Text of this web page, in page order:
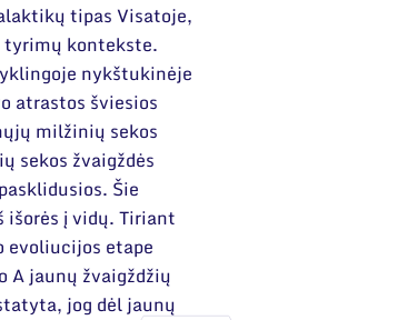
tipas Visatoje,
tyrimų kontekste.
nykštukinėje
atrastos šviesios
milžinių sekos
sekos žvaigždės
Šie
išorės į vidų. Tiriant
evoliucijos etape
A jaunų žvaigždžių
jog dėl jaunų